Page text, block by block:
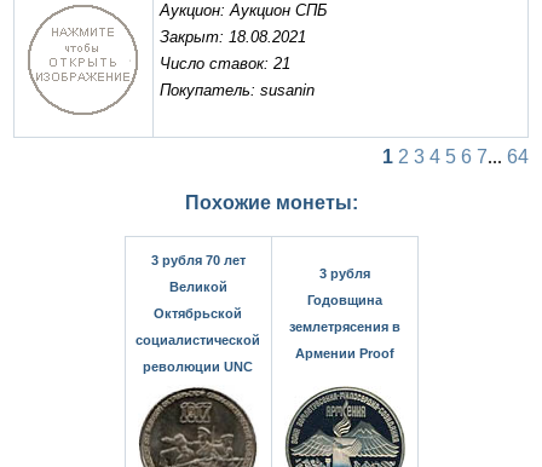
Аукцион: Аукцион СПБ
Закрыт: 18.08.2021
Число ставок: 21
Покупатель: susanin
1 2 3 4 5 6 7... 64
Похожие монеты:
3 рубля 70 лет
Великой
Октябрьской
социалистической
революции UNC
3 рубля
Годовщина
землетрясения в
Армении Proof